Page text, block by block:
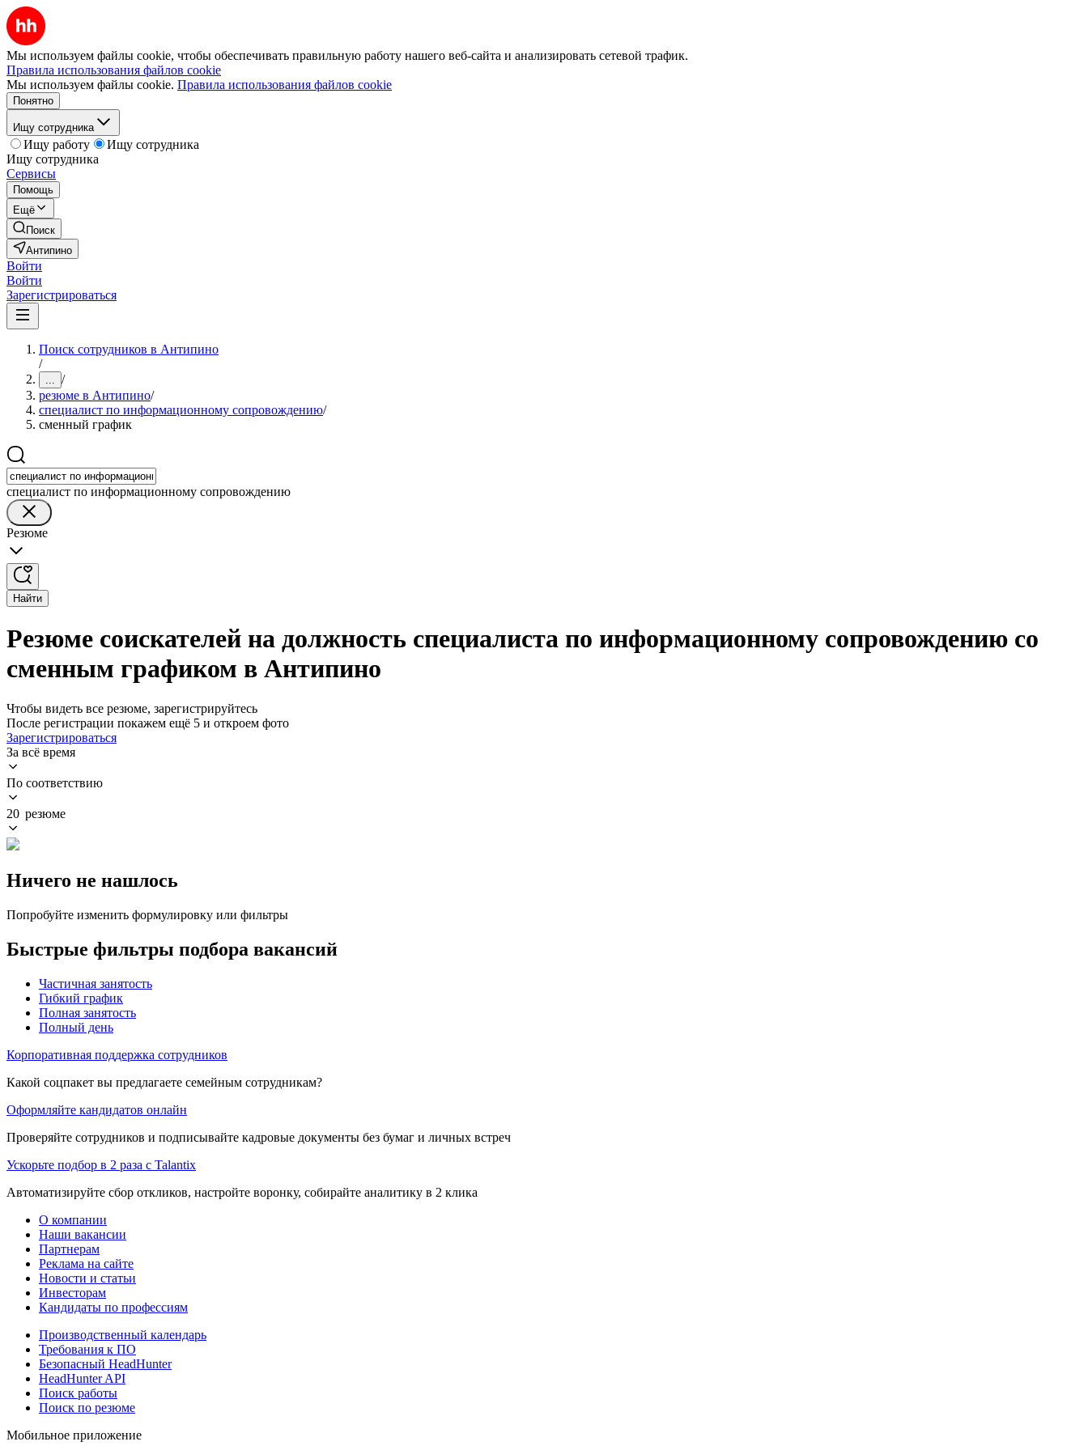
Мы используем файлы cookie, чтобы обеспечивать правильную работу нашего веб-сайта и анализировать сетевой трафик.
Правила использования файлов cookie
Мы используем файлы cookie. Правила использования файлов cookie
Понятно
Ищу сотрудника
Ищу работу
Ищу сотрудника
Ищу сотрудника
Сервисы
Помощь
Ещё
Поиск
Антипино
Войти
Войти
Зарегистрироваться
Поиск сотрудников в Антипино
/
... /
резюме в Антипино/
специалист по информационному сопровождению/
сменный график
специалист по информационному сопровождению
Резюме
Найти
Резюме соискателей на должность специалиста по информационному сопровождению со
сменным графиком в Антипино
Чтобы видеть все резюме, зарегистрируйтесь
После регистрации покажем ещё 5 и откроем фото
Зарегистрироваться
За всё время
По соответствию
20 резюме
Ничего не нашлось
Попробуйте изменить формулировку или фильтры
Быстрые фильтры подбора вакансий
Частичная занятость
Гибкий график
Полная занятость
Полный день
Корпоративная поддержка сотрудников
Какой соцпакет вы предлагаете семейным сотрудникам?
Оформляйте кандидатов онлайн
Проверяйте сотрудников и подписывайте кадровые документы без бумаг и личных встреч
Ускорьте подбор в 2 раза с Talantix
Автоматизируйте сбор откликов, настройте воронку, собирайте аналитику в 2 клика
О компании
Наши вакансии
Партнерам
Реклама на сайте
Новости и статьи
Инвесторам
Кандидаты по профессиям
Производственный календарь
Требования к ПО
Безопасный HeadHunter
HeadHunter API
Поиск работы
Поиск по резюме
Мобильное приложение